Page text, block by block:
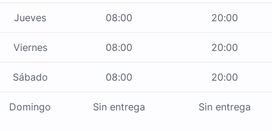
Jueves 08:00 20:00
Viernes 08:00 20:00
Sábado 08:00 20:00
Domingo Sin entrega Sin entrega